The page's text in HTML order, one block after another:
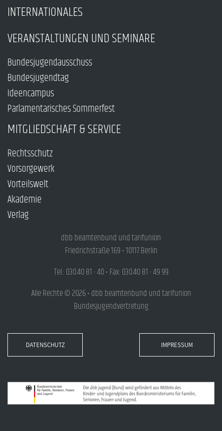
INTERNATIONALES
VERANSTALTUNGEN UND SEMINARE
Bundesjugendausschuss
Bundesjugendtag
Ideencampus
Parlamentarisches Sommerfest
MITGLIEDSCHAFT & SERVICE
Rechtsschutz
Vorsorgewerk
Vorteilswelt
Akademie
Verlag
dbb beamtenbund und tarifunion
Friedrichstraße 169 • 10117 Berlin
Tel.: 030.40 81 - 40 • Fax: 030.40 81 - 49 99
Alle Rechte © 2026 • dbb beamtenbund und tarifunion
Bundesjugendvertretung
DATENSCHUTZ IMPRESSUM